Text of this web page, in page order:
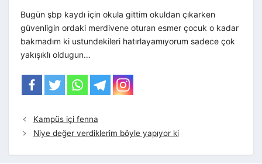
Bugün şbp kaydı için okula gittim okuldan çıkarken
güvenligin ordaki merdivene oturan esmer çocuk o kadar
bakmadım ki ustundekileri hatırlayamıyorum sadece çok
yakışıklı oldugun…
Kampüs içi fenna
Niye değer verdiklerim böyle yapıyor ki